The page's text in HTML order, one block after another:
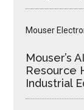
Mouser
Mouser’s
Resource
Industrial